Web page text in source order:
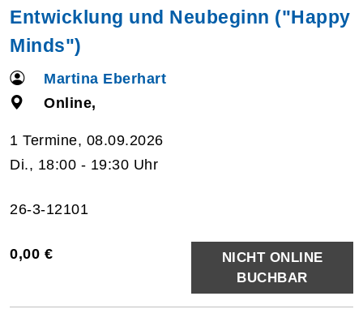
Entwicklung und Neubeginn ("Happy
Minds")
Martina Eberhart
Online,
1 Termine, 08.09.2026
Di., 18:00 - 19:30 Uhr
26-3-12101
0,00 €
NICHT ONLINE
BUCHBAR